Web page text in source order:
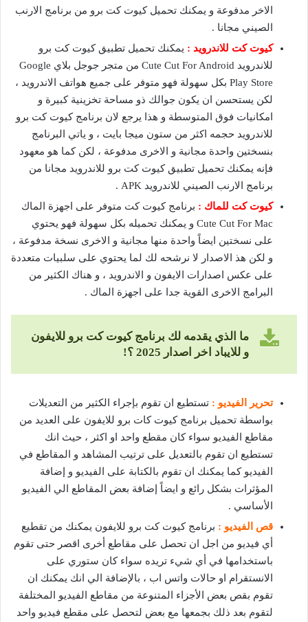
الاخر مدفوعة و يمكنك تحميل كيوت كت برو من برنامج الارنب
الصيني مجانا .
كيوت كت للاندرويد : يمكنك تحميل تطبيق كيوت كت برو
للاندرويد Cute Cut For Android من متجر جوجل بلاي Google
Play Store بكل سهولة فهو متوفر على جميع هواتف الاندرويد ،
لكن يستحسن ان يكون جوالك ذو مساحة تخزينية كبيرة و
امكانيات فوق المتوسطة و هذا يرجع لان برنامج كيوت كت برو
للاندرويد حجمه اكثر من ستون ميجا بايت ، و ياتي البرنامج
بنسختين واحدة مجانية و الاخرى مدفوعة ، لكن كما هو معهود
فإنه يمكنك تحميل تطبيق كيوت كت برو للاندرويد مجانا من
برنامج الارنب الصيني للاندرويد APK .
كيوت كت للماك : برنامج كيوت كت متوفر على اجهزة الماك
Cute Cut For Mac و يمكنك تحميله بكل سهولة فهو يحتوي
على نسختين ايضاً واحدة منها مجانية و الاخرى نسخة مدفوعة ،
و لكن هذ الاصدار لا نرشحه لك لما يحتوي على سلبيات متعددة
على عكس اصدارات الايفون و الاندرويد ، و هناك الكثير من
البرامج الاخرى القوية جدا على اجهزة الماك .
ما الذي يقدمه لك برنامج كيوت كت برو للايفون
و للايباد اخر اصدار 2025 ؟!
تحرير الفيديو : تستطيع ان تقوم بإجراء الكثير من التعديلات
بواسطة تحميل برنامج كيوت كات برو للايفون على العديد من
مقاطع الفيديو سواء كان مقطع واحد او اكثر ، حيث انك
تستطيع ان تقوم بالتعديل على ترتيب المشاهد و المقاطع في
الفيديو كما يمكنك ان تقوم بالكتابة على الفيديو و إضافة
المؤثرات بشكل رائع و ايضاً إضافة بعض المقاطع الي الفيديو
الأساسي .
قص الفيديو : برنامج كيوت كت برو للايفون يمكنك من تقطيع
أي فيديو من اجل ان تحصل على مقاطع أخرى اقصر حتى تقوم
باستخدامها في أي شيء تريده سواء كان ستوري على
الانستقرام او حالات واتس اب ، بالإضافة الي انك يمكنك ان
تقوم بقص بعض الأجزاء المتنوعة من مقاطع الفيديو المختلفة
لتقوم بعد ذلك بجمعها مع بعض لتحصل على مقطع فيديو واحد